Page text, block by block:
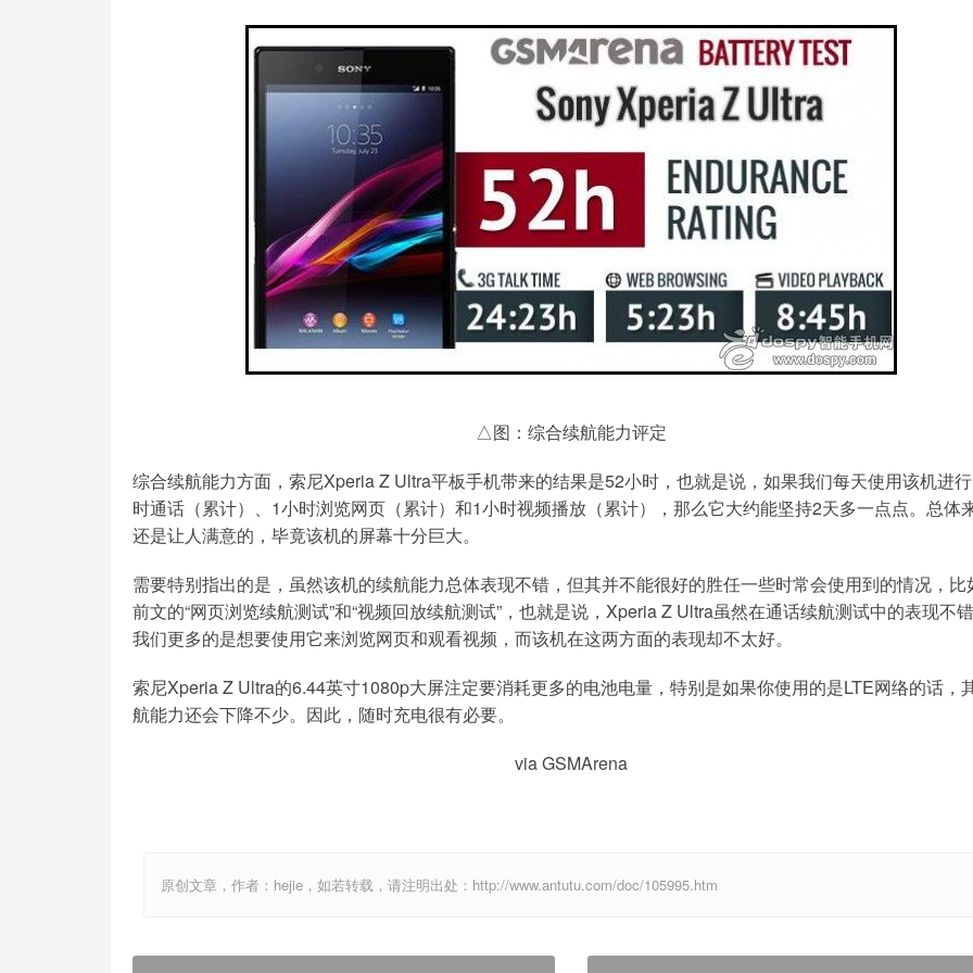
△图：综合续航能力评定
综合续航能力方面，索尼Xperia Z Ultra平板手机带来的结果是52小时，也就是说，如果我们每天使用该机进
时通话（累计）、1小时浏览网页（累计）和1小时视频播放（累计），那么它大约能坚持2天多一点点。总体
还是让人满意的，毕竟该机的屏幕十分巨大。
需要特别指出的是，虽然该机的续航能力总体表现不错，但其并不能很好的胜任一些时常会使用到的情况，比
前文的“网页浏览续航测试”和“视频回放续航测试”，也就是说，Xperia Z Ultra虽然在通话续航测试中的表现不
我们更多的是想要使用它来浏览网页和观看视频，而该机在这两方面的表现却不太好。
索尼Xperia Z Ultra的6.44英寸1080p大屏注定要消耗更多的电池电量，特别是如果你使用的是LTE网络的话，
航能力还会下降不少。因此，随时充电很有必要。
via GSMArena
原创文章，作者：hejie，如若转载，请注明出处：http://www.antutu.com/doc/105995.htm